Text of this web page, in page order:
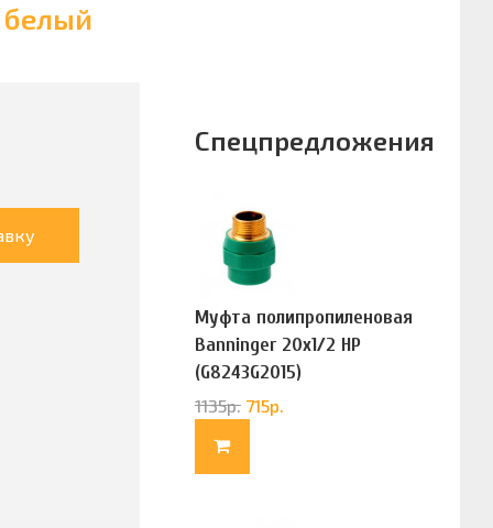
белый
Спецпредложения
Муфта полипропиленовая
Banninger 20х1/2 НР
(G8243G2015)
1135р. 715р.